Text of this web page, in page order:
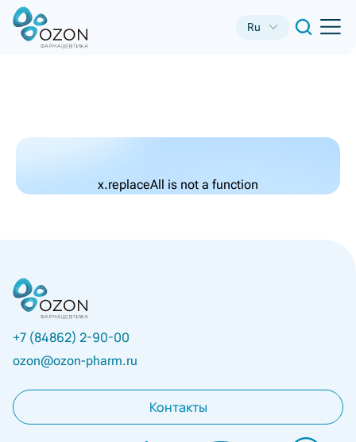
Ru
x.replaceAll is not a function
+7 (84862) 2-90-00
ozon@ozon-pharm.ru
Контакты